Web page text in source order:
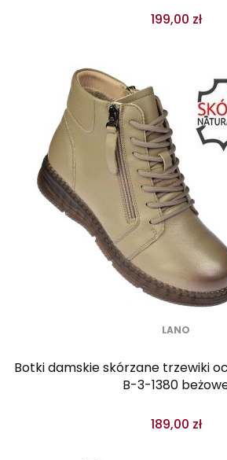
199,00 zł
LANO
Botki damskie skórzane trzewiki
B-3-1380
189,00 zł